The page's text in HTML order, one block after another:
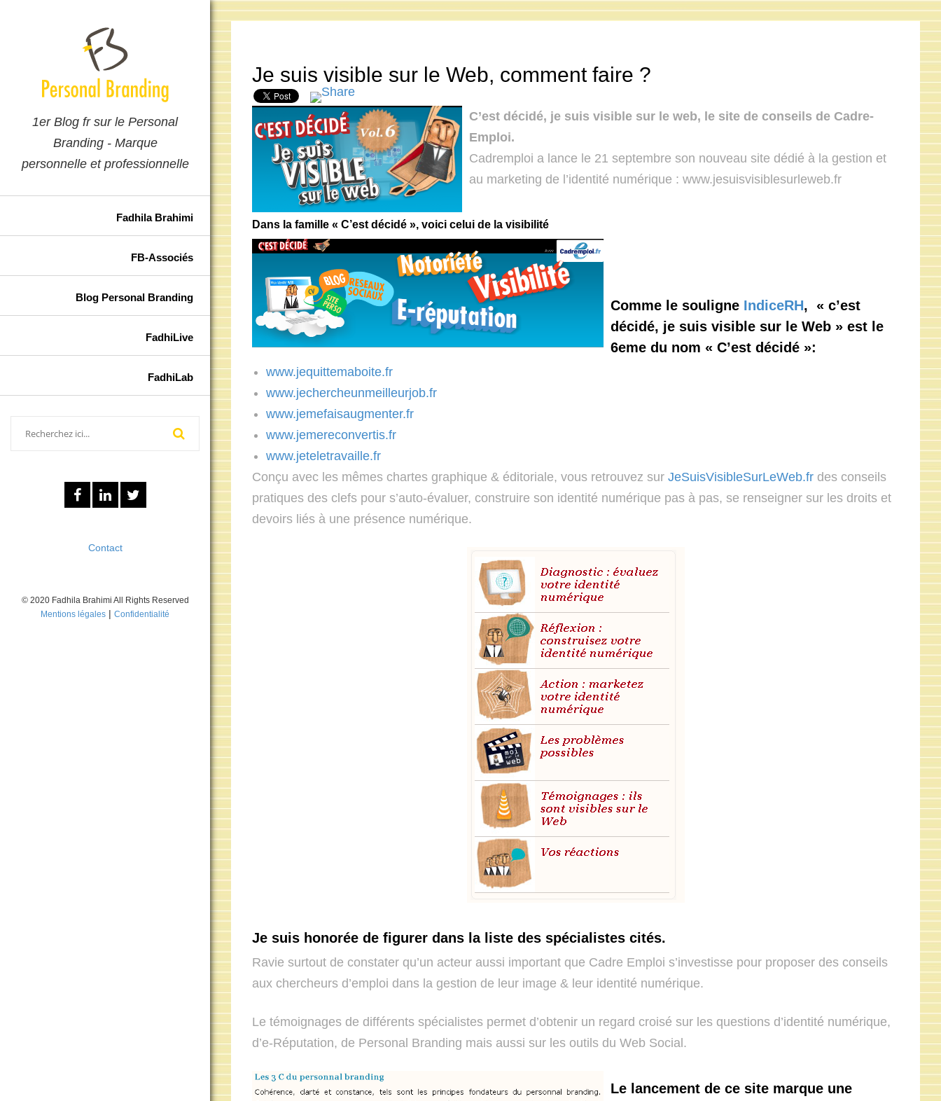
1er Blog fr sur le Personal
Branding - Marque
personnelle et professionnelle
Fadhila Brahimi
FB-Associés
Blog Personal Branding
FadhiLive
FadhiLab
Contact
© 2020 Fadhila Brahimi All Rights Reserved
Mentions légales | Confidentialité
Je suis visible sur le Web, comment faire ?
C’est décidé, je suis visible sur le web, le site de conseils de Cadre-
Emploi.
Cadremploi a lance le 21 septembre son nouveau site dédié à la gestion et
au marketing de l’identité numérique : www.jesuisvisiblesurleweb.fr
Dans la famille « C’est décidé », voici celui de la visibilité
Comme le souligne IndiceRH, « c’est
décidé, je suis visible sur le Web » est le
6eme du nom « C’est décidé »:
www.jequittemaboite.fr
www.jechercheunmeilleurjob.fr
www.jemefaisaugmenter.fr
www.jemereconvertis.fr
www.jeteletravaille.fr
Conçu avec les mêmes chartes graphique & éditoriale, vous retrouvez sur JeSuisVisibleSurLeWeb.fr des conseils
pratiques des clefs pour s’auto-évaluer, construire son identité numérique pas à pas, se renseigner sur les droits et
devoirs liés à une présence numérique.
Je suis honorée de figurer dans la liste des spécialistes cités.
Ravie surtout de constater qu’un acteur aussi important que Cadre Emploi s’investisse pour proposer des conseils
aux chercheurs d’emploi dans la gestion de leur image & leur identité numérique.
Le témoignages de différents spécialistes permet d’obtenir un regard croisé sur les questions d’identité numérique,
d’e-Réputation, de Personal Branding mais aussi sur les outils du Web Social.
Le lancement de ce site marque une